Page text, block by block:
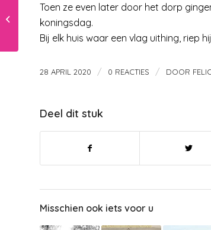
Toen ze even later door het dorp
koningsdag.
Bij elk huis waar een vlag uithing, riep
28 APRIL 2020 / 0 REACTIES / DOOR
Deel dit stuk
Misschien ook iets voor u
spreekuur voor
kinderen, de Noorse
premier deed het.